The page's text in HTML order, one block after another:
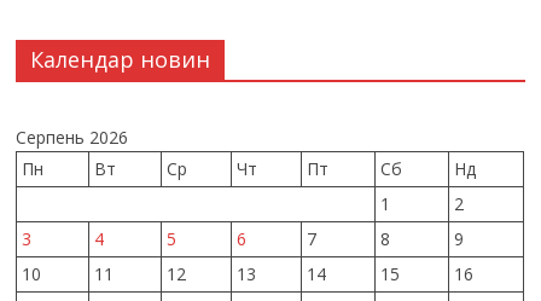
Календар новин
Серпень 2026
Пн
Вт Ср Чт Пт Сб
Нд
1
2
3
4 5 6 7 8
9
10
11 12 13 14 15
16